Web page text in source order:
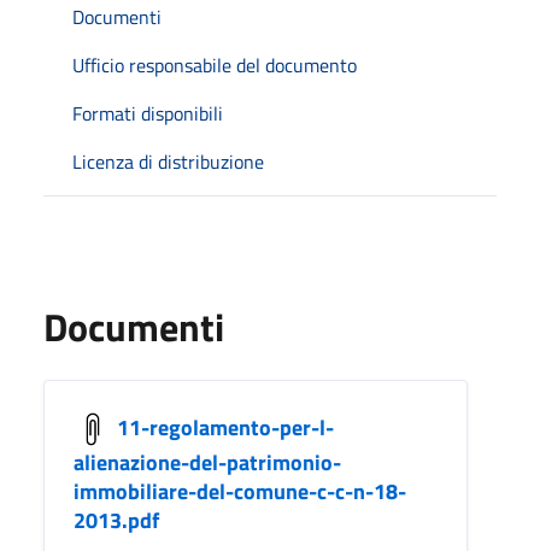
Documenti
Ufficio responsabile del documento
Formati disponibili
Licenza di distribuzione
Documenti
11-regolamento-per-l-
alienazione-del-patrimonio-
immobiliare-del-comune-c-c-n-18-
2013.pdf